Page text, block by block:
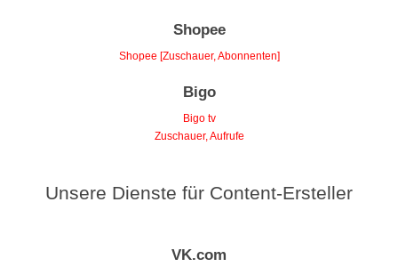
Shopee
Shopee [Zuschauer, Abonnenten]
Bigo
Bigo tv
Zuschauer, Aufrufe
Unsere Dienste für Content-Ersteller
VK.com